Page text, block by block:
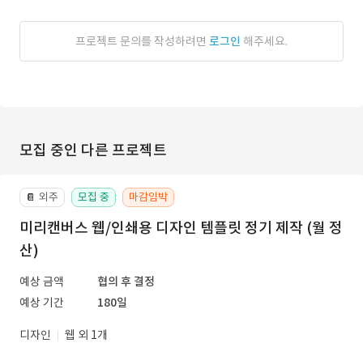
프로젝트 문의를 작성하려면 로그인 해주세요.
모집 중인 다른 프로젝트
📔 외주 모집 중 마감임박
미리캔버스 웹/인쇄용 디자인 템플릿 정기 제작 (월 정
산)
예상 금액
협의 후 결정
예상 기간
180일
디자인
웹 외 1개